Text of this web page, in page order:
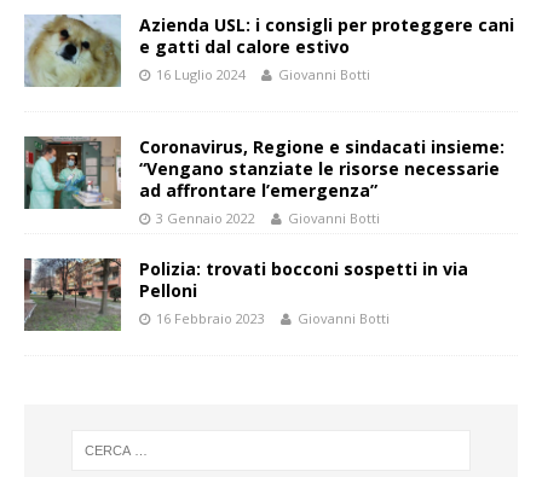
Azienda USL: i consigli per proteggere cani
e gatti dal calore estivo
16 Luglio 2024 Giovanni Botti
Coronavirus, Regione e sindacati insieme:
“Vengano stanziate le risorse necessarie
ad affrontare l’emergenza”
3 Gennaio 2022 Giovanni Botti
Polizia: trovati bocconi sospetti in via
Pelloni
16 Febbraio 2023 Giovanni Botti